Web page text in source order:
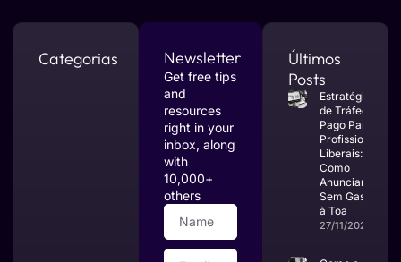
Categorias Newsletter
Get free tips
and
resources
right in your
inbox, along
with
10,000+
others
Últimos
Posts
Estratégias
de Tráfego
Pago Para
Profissionais
Liberais:
Como
Anunciar
Sem Gastar
à Toa
27/11/2025